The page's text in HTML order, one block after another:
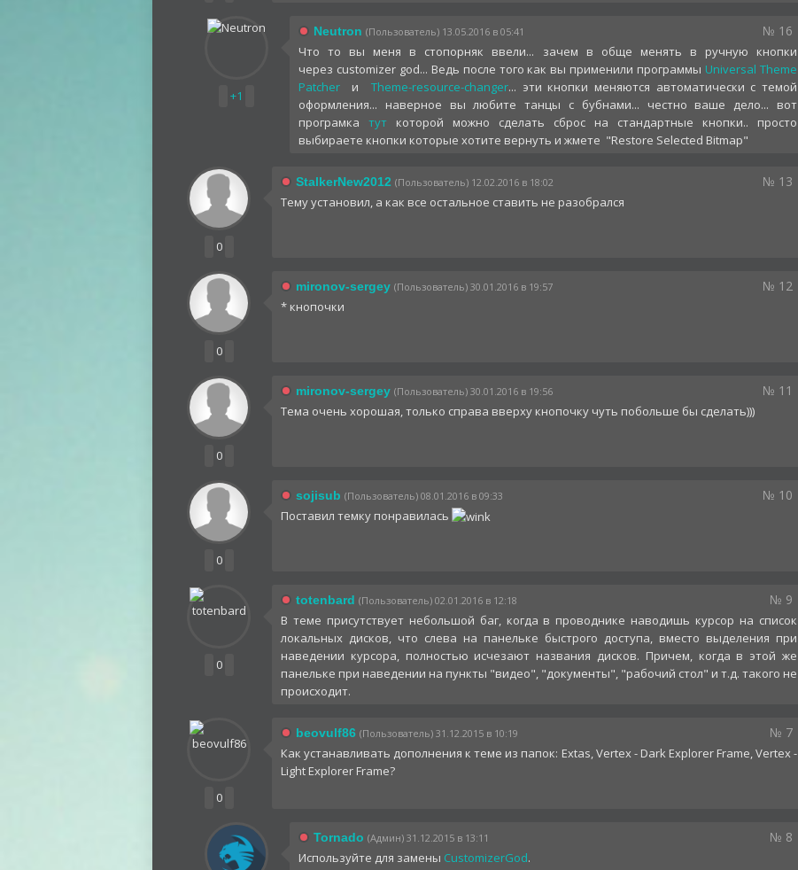
+1
Neutron (Пользователь) 13.05.2016 в 05:41 № 16
Что то вы меня в стопорняк ввели... зачем в обще менять в ручную кнопки
через customizer god... Ведь после того как вы применили программы Universal Theme
Patcher и Theme-resource-changer... эти кнопки меняются автоматически с темой
оформления... наверное вы любите танцы с бубнами... честно ваше дело... вот
програмка тут которой можно сделать сброс на стандартные кнопки.. просто
выбираете кнопки которые хотите вернуть и жмете "Restore Selected Bitmap"
0
StalkerNew2012 (Пользователь) 12.02.2016 в 18:02 № 13
Тему установил, а как все остальное ставить не разобрался
0
mironov-sergey (Пользователь) 30.01.2016 в 19:57 № 12
* кнопочки
0
mironov-sergey (Пользователь) 30.01.2016 в 19:56 № 11
Тема очень хорошая, только справа вверху кнопочку чуть побольше бы сделать)))
0
sojisub (Пользователь) 08.01.2016 в 09:33 № 10
Поставил темку понравилась
0
totenbard (Пользователь) 02.01.2016 в 12:18 № 9
В теме присутствует небольшой баг, когда в проводнике наводишь курсор на список
локальных дисков, что слева на панельке быстрого доступа, вместо выделения при
наведении курсора, полностью исчезают названия дисков. Причем, когда в этой же
панельке при наведении на пункты "видео", "документы", "рабочий стол" и т.д. такого не
происходит.
0
beovulf86 (Пользователь) 31.12.2015 в 10:19 № 7
Как устанавливать дополнения к теме из папок: Extas, Vertex - Dark Explorer Frame, Vertex -
Light Explorer Frame?
Tornado (Админ) 31.12.2015 в 13:11 № 8
Используйте для замены CustomizerGod.